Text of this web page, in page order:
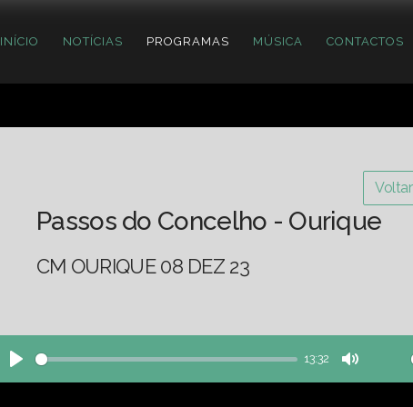
INÍCIO NOTÍCIAS PROGRAMAS MÚSICA CONTACTOS
Voltar
Passos do Concelho - Ourique
CM OURIQUE 08 DEZ 23
Play
13:32
Mute